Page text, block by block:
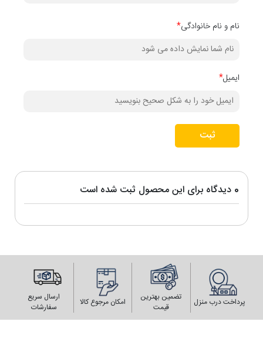
0 دیدگاه برای این محصول ثبت شده است
نام و نام خانوادگی*
ایمیل*
ثبت
پرداخت درب منزل
تضمین بهترین
قیمت
امکان مرجوع کالا
ارسال سریع
سفارشات